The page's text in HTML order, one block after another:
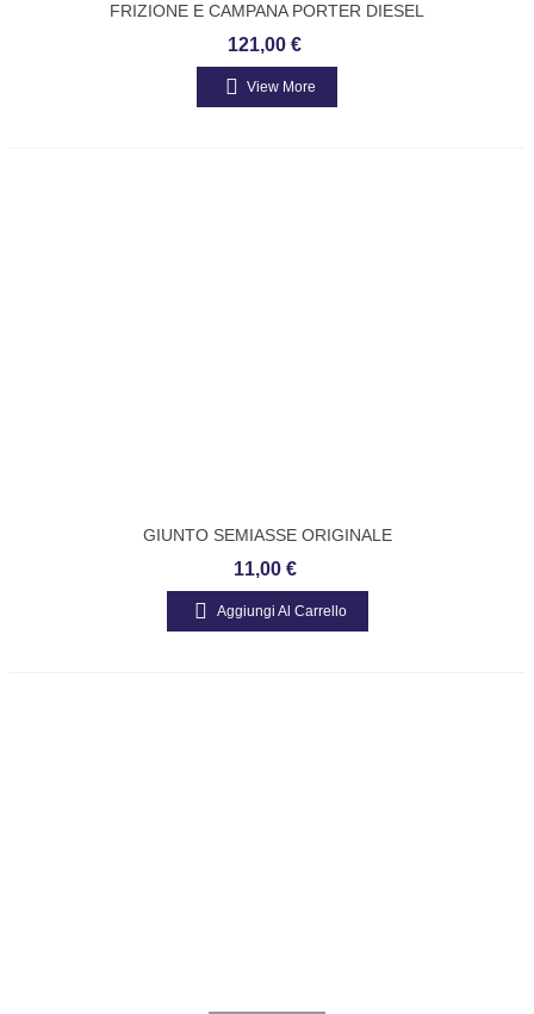
FRIZIONE E CAMPANA PORTER DIESEL
1200 1400 493329
121,00 €
View More
GIUNTO SEMIASSE ORIGINALE
PIAGGIO 2283020001 APE TM P 703 602
11,00 €
Aggiungi Al Carrello